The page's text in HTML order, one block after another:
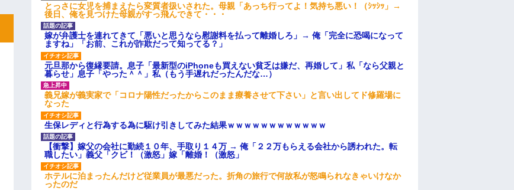
とっさに女児を捕まえたら変質者扱いされた。母親「あっち行ってよ！気持ち悪い！（ｼｯｼｯ」→
後日、俺を見つけた母親がすっ飛んできて・・・
嫁が弁護士を連れてきて「悪いと思うなら慰謝料を払って離婚しろ」→ 俺「完全に恐喝になって
ますね」「お前、これが詐欺だって知ってる？」
元旦那から復縁要請。息子「最新型のiPhoneも買えない貧乏は嫌だ、再婚して」私「なら父親と
暮らせ」息子「やった＾＾」私（もう手遅れだったんだな…）
義兄嫁が義実家で「コロナ陽性だったからこのまま療養させて下さい」と言い出してド修羅場に
なった
生保レディと行為する為に駆け引きしてみた結果ｗｗｗｗｗｗｗｗｗｗｗｗ
【衝撃】嫁父の会社に勤続１０年、手取り１４万 → 俺「２２万もらえる会社から誘われた。転
職したい」義父「クビ！（激怒」嫁「離婚！（激怒」
ホテルに泊まったんだけど従業員が最悪だった。折角の旅行で何故私が怒鳴られなきゃいけなか
ったのだ